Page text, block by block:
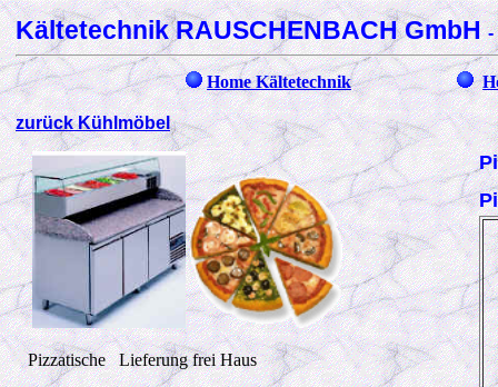
Kältetechnik RAUSCHENBACH GmbH-
Home Kältetechnik
zurück Kühlmöbel
Pizzatische Lieferung frei Haus